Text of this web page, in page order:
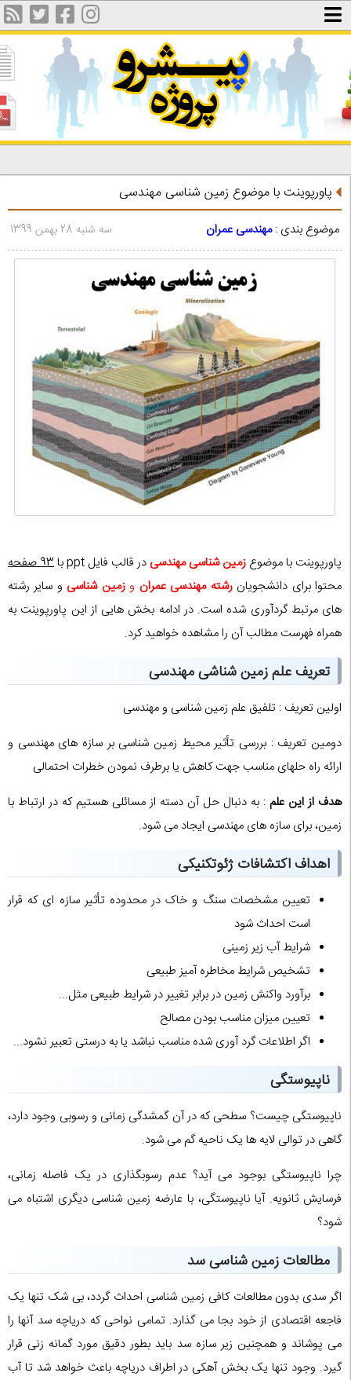
پاورپوینت با موضوع زمين شناسی مهندسی
موضوع بندی :مهندسی عمران سه شنبه 28 بهمن 1399
پاورپوینت با موضوع زمین شناسی مهندسیدر قالب فایل ppt با
93 صفحه
محتوا برای دانشجویان رشته مهندسی عمرانو زمین شناسیو سایر رشته
های مرتبط گردآوری شده است. در ادامه بخش هایی از این پاورپوینت به
همراه فهرست مطالب آن را مشاهده خواهید کرد.
تعریف علم زمین شناشی مهندسی
اولین تعریف : تلفیق علم زمین شناسی و مهندسی
دومین تعریف : بررسی تأثیر محیط زمین شناسی بر سازه های مهندسی و
ارائه راه حلهای مناسب جهت کاهش یا برطرف نمودن خطرات احتمالی
هدف از این علم: به دنبال حل آن دسته از مسائلی هستیم که در ارتباط با
زمین، برای سازه های مهندسی ایجاد می شود.
اهداف اکتشافات ژئوتکنیکی
تعیین مشخصات سنگ و خاک در محدوده تأثیر سازه ای که قرار
است احداث شود
شرایط آب زیر زمینی
تشخیص شرایط مخاطره آمیز طبیعی
برآورد واکنش زمین در برابر تغییر در شرایط طبیعی مثل...
تعیین میزان مناسب بودن مصالح
اگر اطلاعات گرد آوری شده مناسب نباشد یا به درستی تعبیر نشود...
ناپیوستگی
ناپیوستگی چیست؟ سطحی که در آن گمشدگی زمانی و رسوبی وجود دارد،
گاهی در توالی لایه ها یک ناحیه گم می شود.
چرا ناپیوستگی بوجود می آید؟ عدم رسوبگذاری در یک فاصله زمانی،
فرسایش ثانویه. آیا ناپیوستگی، با عارضه زمین شناسی دیگری اشتباه می
شود؟
مطالعات زمین شناسی سد
اگر سدی بدون مطالعات کافی زمین شناسی احداث گردد، بی شک تنها یک
فاجعه اقتصادی از خود بجا می گذارد. تمامی نواحی که دریاچه سد آنها را
می پوشاند و همچنین زیر سازه سد باید بطور دقیق مورد گمانه زنی قرار
گیرد. وجود تنها یک بخش آهکی در اطراف دریاچه باعث خواهد شد تا آب